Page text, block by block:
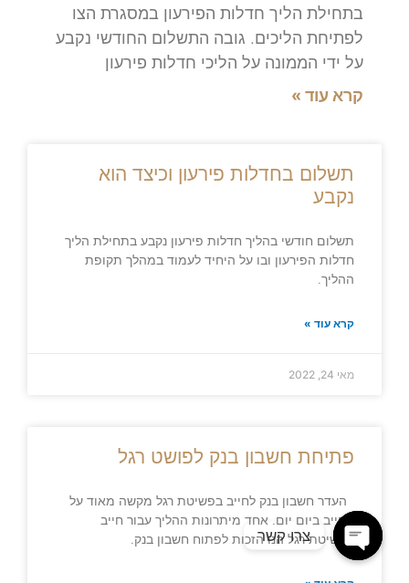
בתחילת הליך חדלות הפירעון במסגרת הצו
לפתיחת הליכים. גובה התשלום החודשי נקבע
על ידי הממונה על הליכי חדלות פירעון
קרא עוד »
תשלום בחדלות פירעון וכיצד הוא
נקבע
תשלום חודשי בהליך חדלות פירעון נקבע בתחילת הליך
חדלות הפירעון ובו על היחיד לעמוד במהלך תקופת
ההליך.
קרא עוד »
מאי 24, 2022
פתיחת חשבון בנק לפושט רגל
העדר חשבון בנק לחייב בפשיטת רגל מקשה מאוד על
החייב ביום יום. אחד מיתרונות ההליך עבור חייב
בפשיטת רגל הנו הזכות לפתוח חשבון בנק.
צרו קשר
Open
chaty